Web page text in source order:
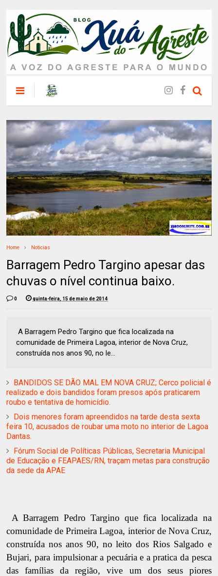
Home Noticias
Barragem Pedro Targino apesar das
chuvas o nível continua baixo.
0 quinta-feira, 15 de maio de 2014
A Barragem Pedro Targino que fica localizada na
comunidade de Primeira Lagoa, interior de Nova Cruz,
construída nos anos 90, no le...
BANDIDOS SE DÃO MAL EM NOVA CRUZ; Cerco policial é
realizado e dois bandidos foram presos após praticarem
roubo e tentativa de homicídio.
Dois menores foram apreendidos na tarde desta sexta
feira 10, acusados de roubar uma moto no interior de Lagoa
Dantas.
Fórum Social de Políticas Públicas, Secretaria Municipal
de Educação e FEAPAES/RN, traçam metas para construção
da sede da APAE
A Barragem Pedro Targino que fica localizada na
comunidade de Primeira Lagoa, interior de Nova Cruz,
construída nos anos 90, no leito dos Rios Salgado e
Bujari, para impulsionar a pecuária e a pratica da pesca
das famílias da região, vive um dos seus piores